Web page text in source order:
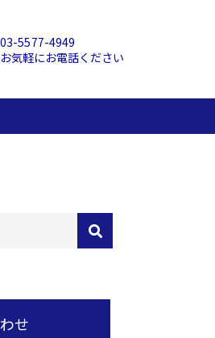
03-5577-4949
お気軽にお電話ください
せ